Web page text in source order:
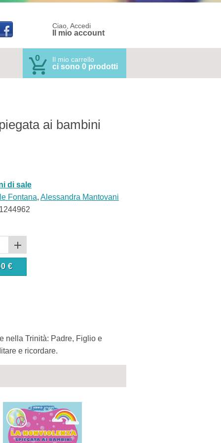
Ciao, Accedi
Il mio account
0 Il mio carrello
ci sono 0 prodotti
ai bambini
di sale
Fontana, Alessandra Mantovani
€
nella Trinità: Padre, Figlio e
e ricordare.